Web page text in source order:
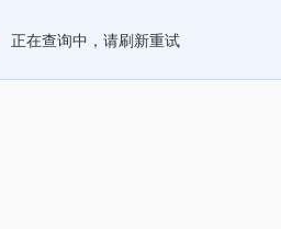
正在查询中，请刷新重试